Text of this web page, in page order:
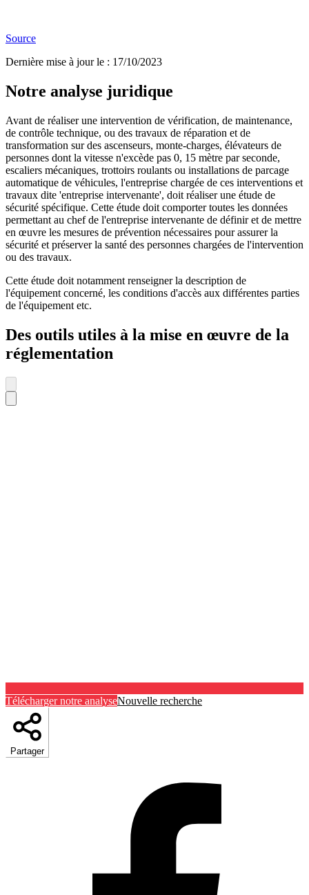
Source
Dernière mise à jour le : 17/10/2023
Notre analyse juridique
Avant de réaliser une intervention de vérification, de maintenance,
de contrôle technique, ou des travaux de réparation et de
transformation sur des ascenseurs, monte-charges, élévateurs de
personnes dont la vitesse n'excède pas 0, 15 mètre par seconde,
escaliers mécaniques, trottoirs roulants ou installations de parcage
automatique de véhicules, l'entreprise chargée de ces interventions et
travaux dite 'entreprise intervenante', doit réaliser une étude de
sécurité spécifique. Cette étude doit comporter toutes les données
permettant au chef de l'entreprise intervenante de définir et de mettre
en œuvre les mesures de prévention nécessaires pour assurer la
sécurité et préserver la santé des personnes chargées de l'intervention
ou des travaux.
Cette étude doit notamment renseigner la description de
l'équipement concerné, les conditions d'accès aux différentes parties
de l'équipement etc.
Des outils utiles à la mise en œuvre de la
réglementation
Télécharger notre analyseNouvelle recherche
Partager